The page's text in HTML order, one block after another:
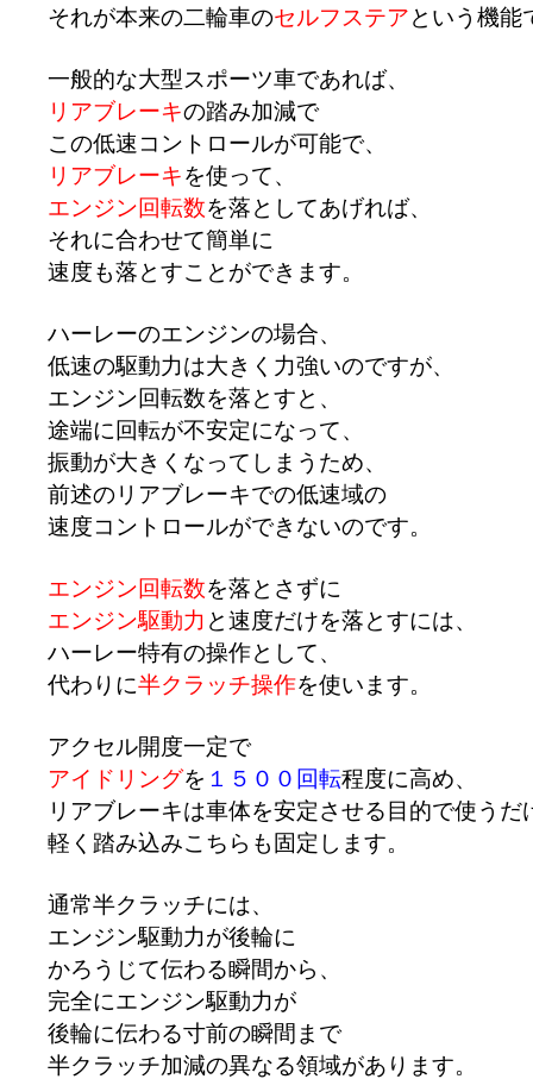
それが本来の二輪車のセルフステアという機能
一般的な大型スポーツ車であれば、
リアブレーキの踏み加減で
この低速コントロールが可能で、
リアブレーキを使って、
エンジン回転数を落としてあげれば、
それに合わせて簡単に
速度も落とすことができます。
ハーレーのエンジンの場合、
低速の駆動力は大きく力強いのですが、
エンジン回転数を落とすと、
途端に回転が不安定になって、
振動が大きくなってしまうため、
前述のリアブレーキでの低速域の
速度コントロールができないのです。
エンジン回転数を落とさずに
エンジン駆動力 と速度だけを落とすには、
ハーレー特有の操作として、
代わりに半クラッチ操作を使います。
アクセル開度一定で
アイドリングを １５００回転程度に高め、
リアブレーキは車体を安定させる目的で使うだ
軽く踏み込みこちらも固定します。
通常半クラッチには、
エンジン駆動力が後輪に
かろうじて伝わる瞬間から、
完全にエンジン駆動力が
後輪に伝わる寸前の瞬間まで
半クラッチ加減の異なる領域があります。